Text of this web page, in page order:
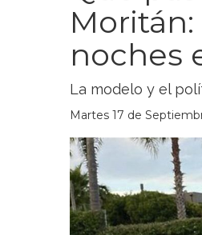
noches
La modelo y el
Martes 17 de